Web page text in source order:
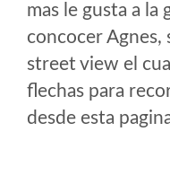
mas le gusta a la
concocer Agnes,
street view el
flechas para
desde esta